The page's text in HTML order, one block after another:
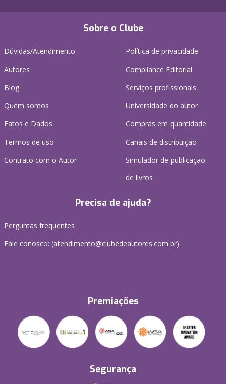
Sobre o Clube
Dúvidas/Atendimento
Autores
Blog
Quem somos
Fatos e Dados
Termos de uso
Contrato com o Autor
Política de privacidade
Compliance Editorial
Serviços profissionais
Universidade do autor
Compras em quantidade
Canais de distribuição
Simulador de publicação
de livros
Precisa de ajuda?
Perguntas frequentes
Fale conosco: (atendimento@clubedeautores.com.br)
Premiações
Segurança